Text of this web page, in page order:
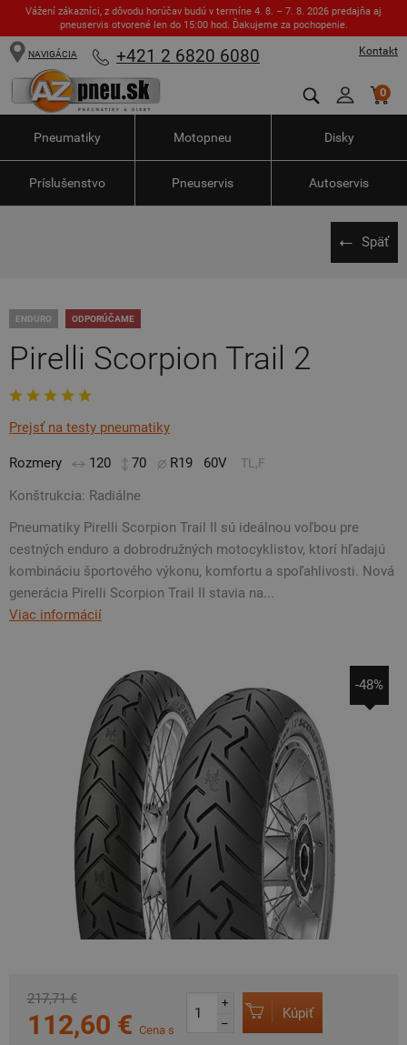
Vážení zákazníci, z dôvodu horúčav budú v termíne 4. 8. – 7. 8. 2026 predajňa aj
pneuservis otvorené len do 15:00 hod. Ďakujeme za pochopenie.
Kontakt
NAVIGÁCIA +421 2 6820 6080
0
Pneumatiky Motopneu Disky
Príslušenstvo Pneuservis Autoservis
Späť
ENDURO ODPORÚČAME
Pirelli Scorpion Trail 2
Prejsť na testy pneumatiky
Rozmery 120 70 R19 60V TL,F
Konštrukcia: Radiálne
Pneumatiky Pirelli Scorpion Trail II sú ideálnou voľbou pre
cestných enduro a dobrodružných motocyklistov, ktorí hľadajú
kombináciu športového výkonu, komfortu a spoľahlivosti. Nová
generácia Pirelli Scorpion Trail II stavia na...
Viac informácií
-48%
217,71 €
112,60 € Cena s
+
–
Kúpiť